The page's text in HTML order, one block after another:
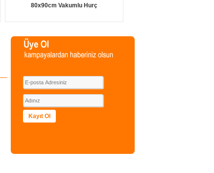
80x90cm Vakumlu Hurç
Kayıt Ol